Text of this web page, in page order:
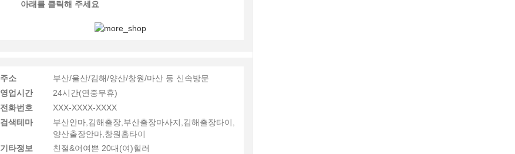
아래를 클릭해 주세요
주소
부산/울산/김해/양산/창원/마산 등 신속방문
영업시간
24시간(연중무휴)
전화번호
XXX-XXXX-XXXX
검색테마
부산안마,김해출장,부산출장마사지,김해출장타이,
양산출장안마,창원홈타이
기타정보
친절&어여쁜 20대(여)힐러